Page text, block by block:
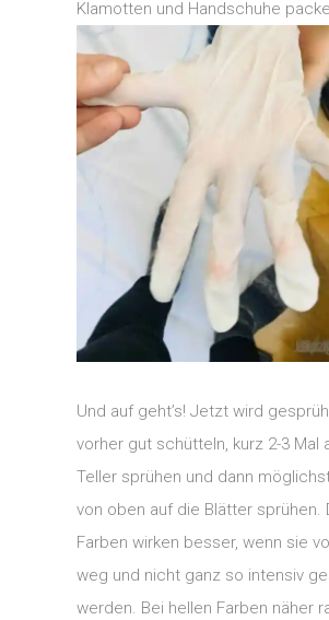
Klamotten und Handschuhe
Und auf geht’s! Jetzt wird
vorher gut schütteln, kurz 2-3 Mal
Teller sprühen und dann
von oben auf die Blätter sprühen.
Farben wirken besser, wenn sie
weg und nicht ganz so intensiv
werden. Bei hellen Farben näher